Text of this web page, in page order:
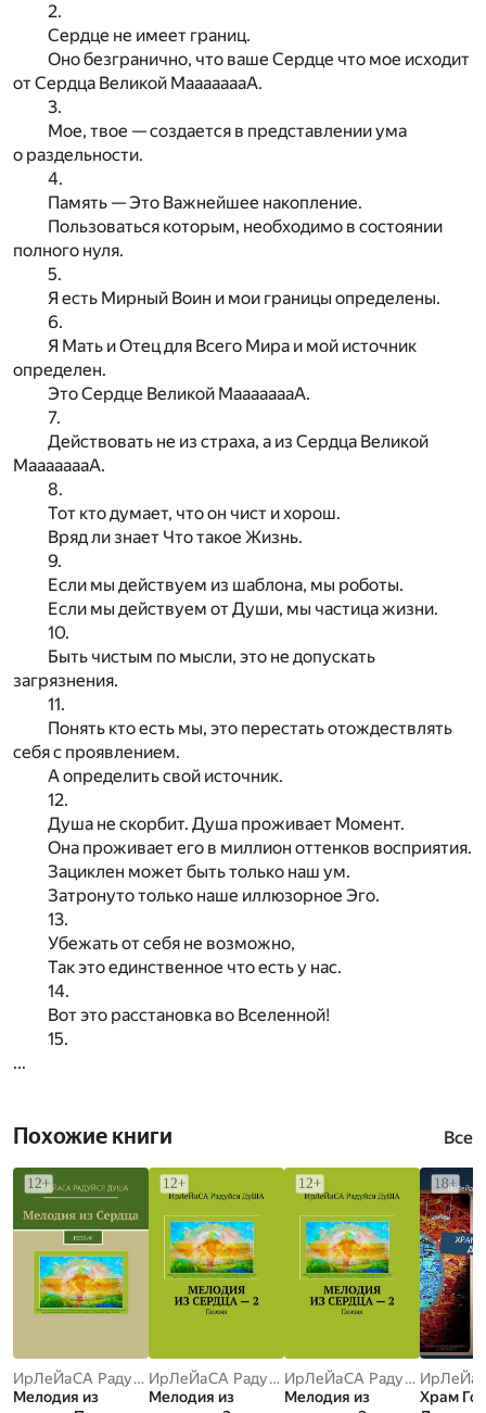
2.
Сердце не имеет границ.
Оно безгранично, что ваше Сердце что мое исходит
от Сердца Великой МаааааааА.
3.
Мое, твое — создается в представлении ума
о раздельности.
4.
Память — Это Важнейшее накопление.
Пользоваться которым, необходимо в состоянии
полного нуля.
5.
Я есть Мирный Воин и мои границы определены.
6.
Я Мать и Отец для Всего Мира и мой источник
определен.
Это Сердце Великой МаааааааА.
7.
Действовать не из страха, а из Сердца Великой
МаааааааА.
8.
Тот кто думает, что он чист и хорош.
Вряд ли знает Что такое Жизнь.
9.
Если мы действуем из шаблона, мы роботы.
Если мы действуем от Души, мы частица жизни.
10.
Быть чистым по мысли, это не допускать
загрязнения.
11.
Понять кто есть мы, это перестать отождествлять
себя с проявлением.
А определить свой источник.
12.
Душа не скорбит. Душа проживает Момент.
Она проживает его в миллион оттенков восприятия.
Зациклен может быть только наш ум.
Затронуто только наше иллюзорное Эго.
13.
Убежать от себя не возможно,
Так это единственное что есть у нас.
14.
Вот это расстановка во Вселенной!
15.
...
Похожие книги Все
ИрЛеЙаСА Радуйся ДуША
Мелодия из
ИрЛеЙаСА Радуйся ДуША
Мелодия из
ИрЛеЙаСА Радуйся ДуША
Мелодия из
Храм